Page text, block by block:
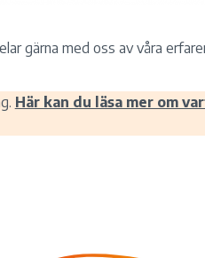
gärna med oss av våra
Här kan du läsa mer om